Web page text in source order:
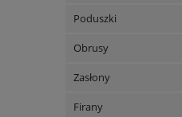
Poduszki
Obrusy
Zasłony
Firany